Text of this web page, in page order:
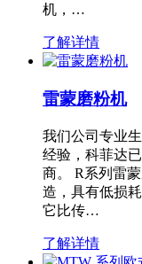
机，…
了解详情
雷蒙磨粉机
我们公司专业
经验，科菲达
商。 R系列雷
造，具有低损
它比传…
了解详情